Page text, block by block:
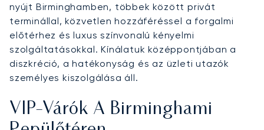
nyújt Birminghamben, többek között privát
terminállal, közvetlen hozzáféréssel a forgalmi
előtérhez és luxus színvonalú kényelmi
szolgáltatásokkal. Kínálatuk középpontjában a
diszkréció, a hatékonyság és az üzleti utazók
személyes kiszolgálása áll.
VIP-Várók A Birminghami